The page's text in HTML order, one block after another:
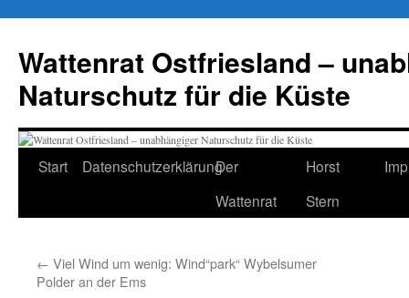
springen
Wattenrat Ostfriesland –
Naturschutz für die Küste
Start DatenschutzerklärungDer
Wattenrat
Horst
Stern
← Viel Wind um wenig: Wind“park“ Wybelsumer
Polder an der Ems